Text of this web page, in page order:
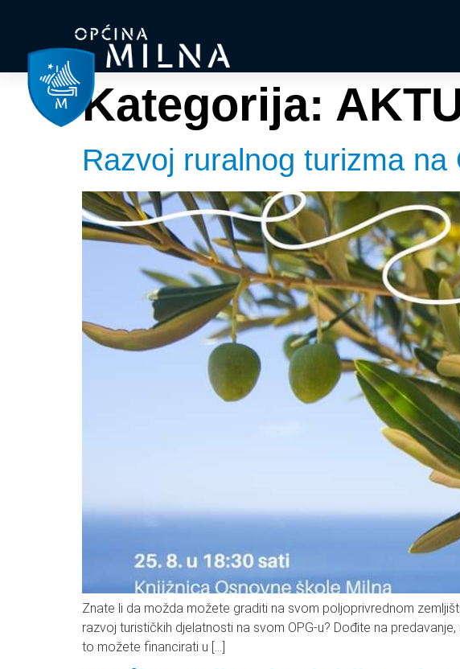
Kategorija:
Razvoj ruralnog turizma na
Znate li da možda možete graditi na svom poljoprivrednom
razvoj turističkih djelatnosti na svom OPG-u? Dođite na
to možete financirati u […]